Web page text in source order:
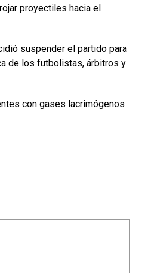
proyectiles hacia el
suspender el partido para
de los futbolistas, árbitros y
con gases lacrimógenos